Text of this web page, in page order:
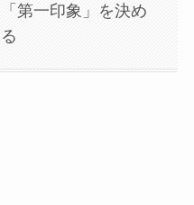
第一印象」を決め